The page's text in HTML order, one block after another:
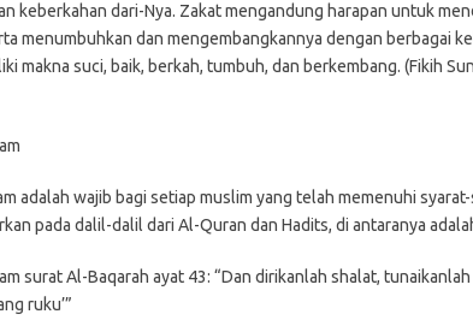
keberkahan dari-Nya. Zakat mengandung harapan untuk
menumbuhkan dan mengembangkannya dengan berbagai
makna suci, baik, berkah, tumbuh, dan berkembang. (Fikih
adalah wajib bagi setiap muslim yang telah memenuhi
pada dalil-dalil dari Al-Quran dan Hadits, di antaranya
surat Al-Baqarah ayat 43: “Dan dirikanlah shalat,
ruku’”